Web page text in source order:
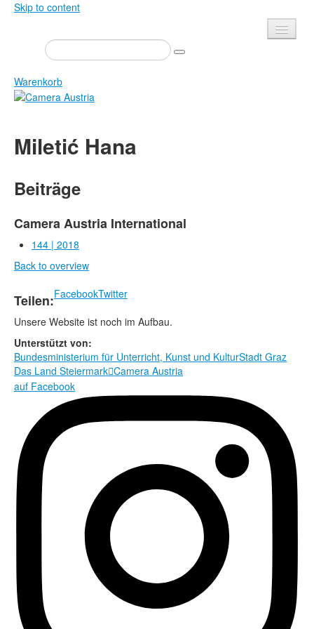
Skip to content
Presse
Veranstaltungen
Newsletter
Über uns
Shop
Datenschutz
Mediadaten
Warenkorb
Zeitschrift
Bücher
Edition
Bibliothek
Camera Austria Preis
Fotoarchiv Pierre Bourdieu
Rechtliche Informationen
Miletić Hana
Beiträge
Camera Austria International
144 | 2018
Back to overview
Teilen:FacebookTwitter
Unsere Website ist noch im Aufbau.
Unterstützt von:
Bundesministerium für Unterricht, Kunst und KulturStadt Graz
Das Land SteiermarkCamera Austria
auf Facebook